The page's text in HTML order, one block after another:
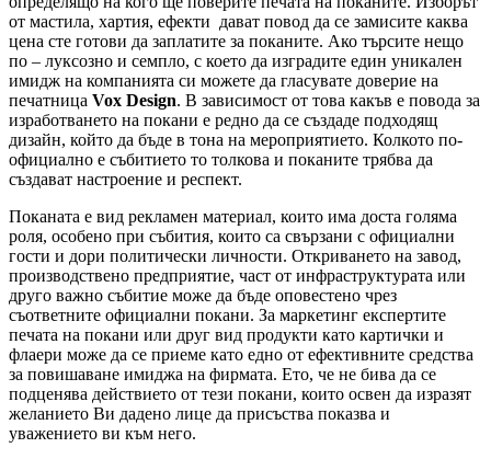
от мастила, хартия, ефекти дават повод да се замисите каква
цена сте готови да заплатите за поканите. Ако търсите нещо
по – луксозно и семпло, с което да изградите един уникален
имидж на компанията си можете да гласувате доверие на
печатница Vox Design. В зависимост от това какъв е повода за
изработването на покани е редно да се създаде подходящ
дизайн, който да бъде в тона на мероприятието. Колкото по-
официално е събитието то толкова и поканите трябва да
създават настроение и респект.
Поканата е вид рекламен материал, които има доста голяма
роля, особено при събития, които са свързани с официални
гости и дори политически личности. Откриването на завод,
производствено предприятие, част от инфраструктурата или
друго важно събитие може да бъде оповестено чрез
съответните официални покани. За маркетинг експертите
печата на покани или друг вид продукти като картички и
флаери може да се приеме като едно от ефективните средства
за повишаване имиджа на фирмата. Ето, че не бива да се
подценява действието от тези покани, които освен да изразят
желанието Ви дадено лице да присъства показва и
уважението ви към него.